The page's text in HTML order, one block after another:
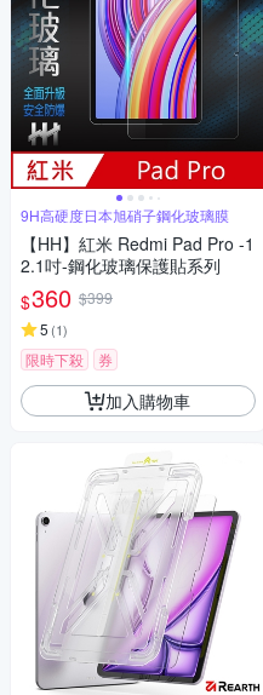
9H高硬度日本旭硝子鋼化玻璃膜
【HH】紅米 Redmi Pad Pro -1
2.1吋-鋼化玻璃保護貼系列
$360 $399
5 (1)
限時下殺 券
加入購物車